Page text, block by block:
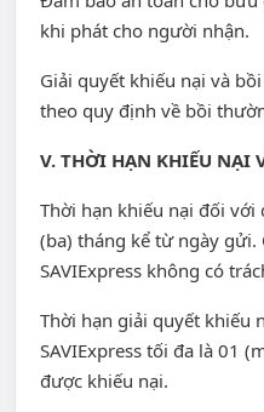
khi phát cho người nhận.
Giải quyết khiếu nại và
theo quy định về bồi
V. THỜI HẠN KHIẾU NẠI
Thời hạn khiếu nại đối với
(ba) tháng kể từ ngày gửi.
SAVIExpress không có
Thời hạn giải quyết khiếu
SAVIExpress tối đa là 01
được khiếu nại.